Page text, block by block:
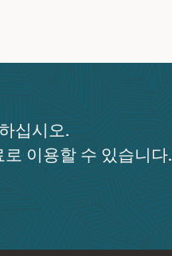
십시오.
이용할 수 있습니다.